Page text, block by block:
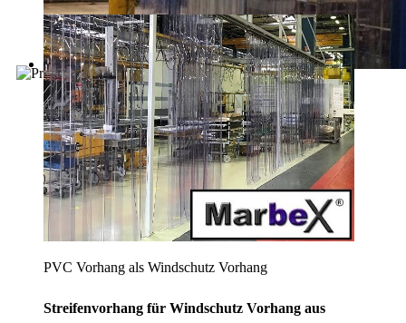
PVC Vorhang als Windschutz Vorhang
Streifenvorhang für Windschutz Vorhang aus